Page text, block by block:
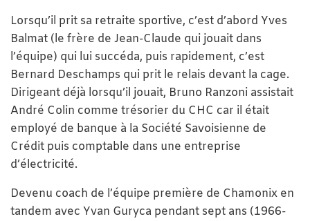
Lorsqu’il prit sa retraite sportive, c’est d’abord Yves
Balmat (le frère de Jean-Claude qui jouait dans
l’équipe) qui lui succéda, puis rapidement, c’est
Bernard Deschamps qui prit le relais devant la cage.
Dirigeant déjà lorsqu’il jouait, Bruno Ranzoni assistait
André Colin comme trésorier du CHC car il était
employé de banque à la Société Savoisienne de
Crédit puis comptable dans une entreprise
d’électricité.
Devenu coach de l’équipe première de Chamonix en
tandem avec Yvan Guryca pendant sept ans (1966-